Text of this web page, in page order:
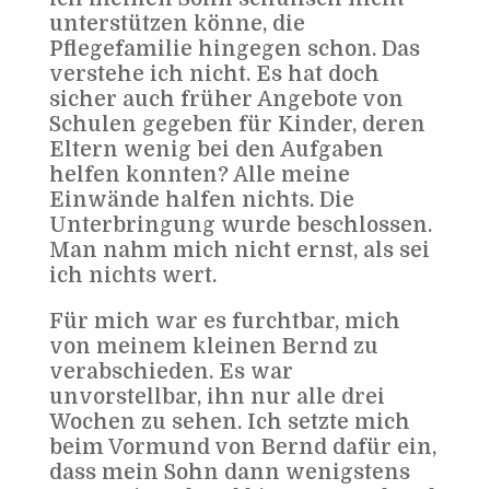
unterstützen könne, die
Pflegefamilie hingegen schon. Das
verstehe ich nicht. Es hat doch
sicher auch früher Angebote von
Schulen gegeben für Kinder, deren
Eltern wenig bei den Aufgaben
helfen konnten? Alle meine
Einwände halfen nichts. Die
Unterbringung wurde beschlossen.
Man nahm mich nicht ernst, als sei
ich nichts wert.
Für mich war es furchtbar, mich
von meinem kleinen Bernd zu
verabschieden. Es war
unvorstellbar, ihn nur alle drei
Wochen zu sehen. Ich setzte mich
beim Vormund von Bernd dafür ein,
dass mein Sohn dann wenigstens